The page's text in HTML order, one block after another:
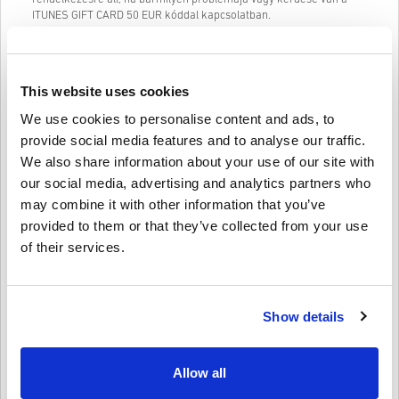
This website uses cookies
We use cookies to personalise content and ads, to
provide social media features and to analyse our traffic.
We also share information about your use of our site with
our social media, advertising and analytics partners who
may combine it with other information that you’ve
provided to them or that they’ve collected from your use
of their services.
Show details
Allow all
ITUNES GIFT CARD 50 EUR kóddal kapcsolatban.
tartalmaz bosszantó űrlapokat vagy kérdőíveket, amelyeket ki kell
van szükség, így gyors és egyszerű a ITUNES GIFT CARD 50 EUR
Így működik a Livecards.neten
Új vagy a Livecards.net-en? A digitális kódok vásárlása gyors és
egyszerű:
Jogi nyilatkozat
Az előrendelhető
A kereskedelmi célúnak tekintett vásárlásokat nem
Ön csak digitális terméket vásárol.
Ha bármilyen problémát tapasztal a vásárlás során, kérjük,